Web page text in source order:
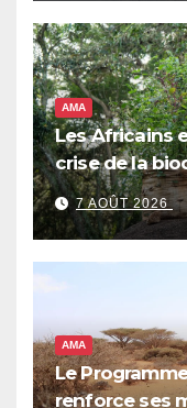
AMA
Les Africains
crise de la
7 AOÛT 2026
AMA
Le
renforce ses